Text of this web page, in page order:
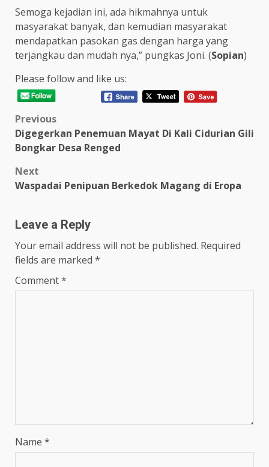
Semoga kejadian ini, ada hikmahnya untuk
masyarakat banyak, dan kemudian masyarakat
mendapatkan pasokan gas dengan harga yang
terjangkau dan mudah nya,” pungkas Joni. (Sopian)
Please follow and like us:
Post
navigation
Previous
Digegerkan Penemuan Mayat Di Kali Cidurian Gili
Bongkar Desa Renged
Next
Waspadai Penipuan Berkedok Magang di Eropa
Leave a Reply
Your email address will not be published. Required
fields are marked *
Comment*
Name *